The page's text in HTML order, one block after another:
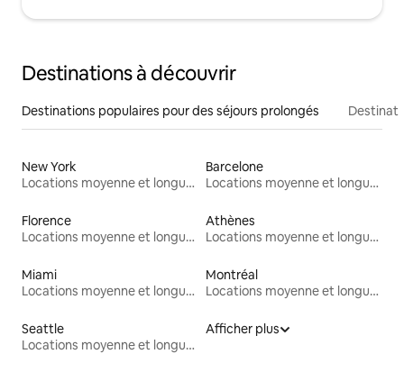
Destinations à découvrir
Destinations populaires pour des séjours prolongés
New York
Locations moyenne et longue durée
Barcelone
Locations moyenne et longue durée
Florence
Locations moyenne et longue durée
Athènes
Locations moyenne et longue durée
Miami
Locations moyenne et longue durée
Montréal
Locations moyenne et longue durée
Seattle
Locations moyenne et longue durée
Afficher plus